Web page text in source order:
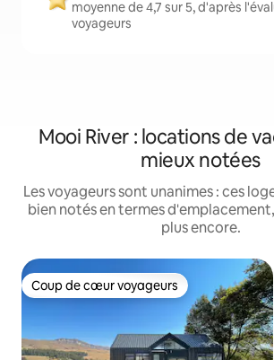
moyenne de 4,7 sur 5, d'après
voyageurs
Mooi River : locations de
mieux notées
Les voyageurs sont unanimes : ces
bien notés en termes
plus encore.
Coup de cœur voyageurs
Coup de cœur voyageurs